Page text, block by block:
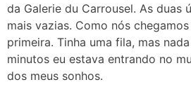
da Galerie du Carrousel. As duas
mais vazias. Como nós
primeira. Tinha uma fila, mas
minutos eu estava entrando no
dos meus sonhos.